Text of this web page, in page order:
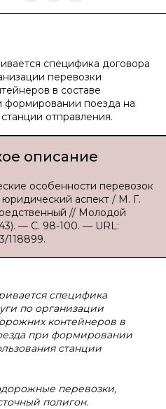
специфика договора
перевозки
в составе
формировании поезда на
отправления.
описание
особенности перевозок
аспект / М. Г.
// Молодой
— С. 98-100. — URL:
118899.
специфика
по организации
контейнеров в
при формировании
станции
перевозки,
полигон.